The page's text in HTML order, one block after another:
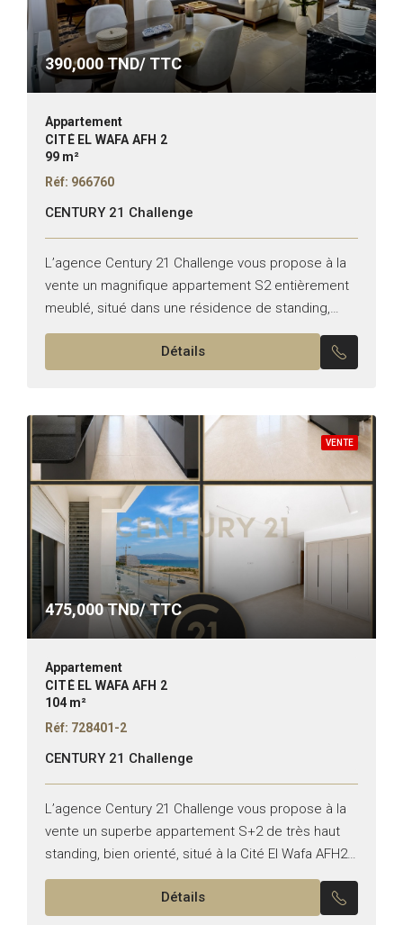
390,000 TND/ TTC
Appartement
CITÉ EL WAFA AFH 2
99 m²
Réf: 966760
CENTURY 21 Challenge
L’agence Century 21 Challenge vous propose à la
vente un magnifique appartement S2 entièrement
meublé, situé dans une résidence de standing,
sécurisée et parfaitement entretenue à AFH 2. Le
Détails
VENTE
475,000TND/ TTC
Appartement
CITÉ EL WAFA AFH 2
104 m²
Réf: 728401-2
CENTURY 21 Challenge
L’agence Century 21 Challenge vous propose à la
vente un superbe appartement S+2 de très haut
standing, bien orienté, situé à la Cité El Wafa AFH2
Nabeul. Ce bien se compose de...
Détails